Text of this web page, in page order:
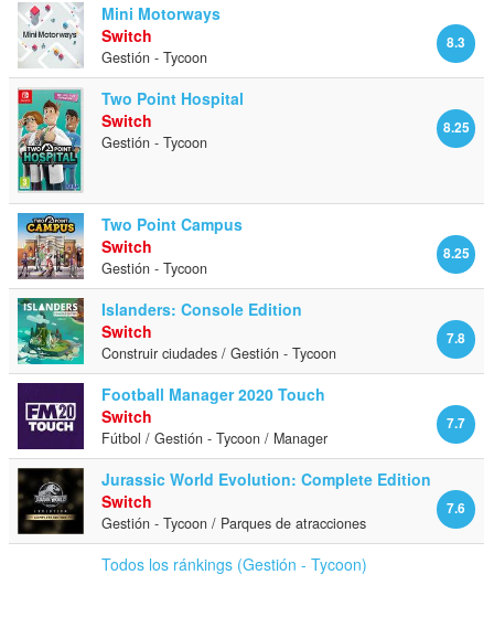
Mini Motorways
8.3
Switch
Gestión - Tycoon
Two Point Hospital
8.25
Switch
Gestión - Tycoon
Two Point Campus
8.25
Switch
Gestión - Tycoon
Islanders: Console Edition
7.8
Switch
Construir ciudades / Gestión - Tycoon
Football Manager 2020 Touch
7.7
Switch
Fútbol / Gestión - Tycoon / Manager
Jurassic World Evolution: Complete Edition
7.6
Switch
Gestión - Tycoon / Parques de atracciones
Todos los ránkings (Gestión - Tycoon)